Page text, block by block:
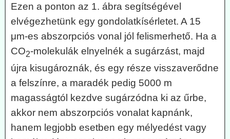
Ezen a ponton az 1. ábra segítségével
elvégezhetünk egy gondolatkísérletet. A 15
μm-es abszorpciós vonal jól felismerhető. Ha a
CO2-molekulák elnyelnék a sugárzást, majd
újra kisugároznák, és egy része visszaverődne
a felszínre, a maradék pedig 5000 m
magasságtól kezdve sugárzódna ki az űrbe,
akkor nem abszorpciós vonalat kapnánk,
hanem legjobb esetben egy mélyedést vagy